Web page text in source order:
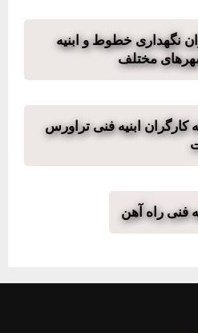
نگهداری خطوط و ابنیه
مختلف
کارگران ابنیه فنی تراورس
فنی راه آهن